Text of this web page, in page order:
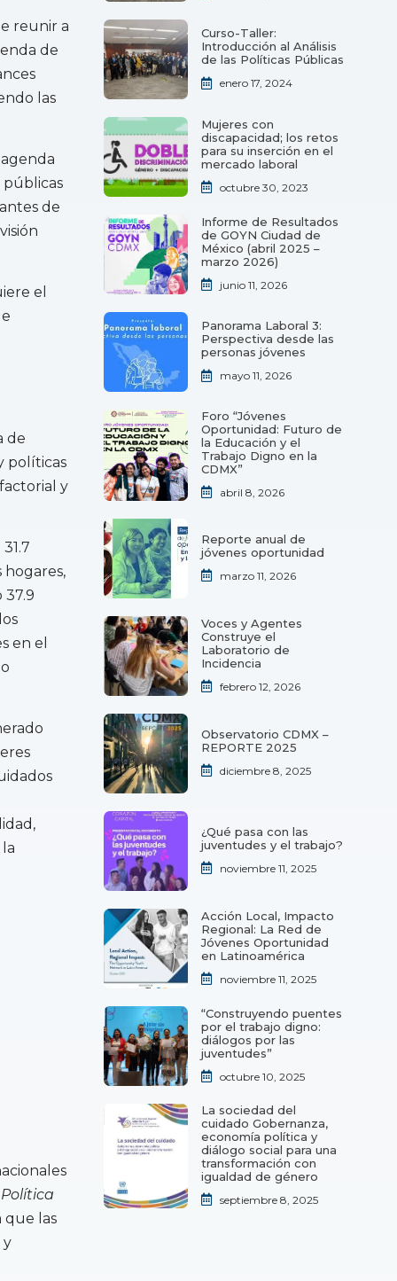
reunir a
de
las
públicas
de
el
de
políticas
y
hogares,
37.9
en el
que las
y
Curso-Taller:
Introducción al Análisis
de las Políticas Públicas
enero 17, 2024
Mujeres con
discapacidad; los retos
para su inserción en el
mercado laboral
octubre 30, 2023
Informe de Resultados
de GOYN Ciudad de
México (abril 2025 –
marzo 2026)
junio 11, 2026
Panorama Laboral 3:
Perspectiva desde las
personas jóvenes
mayo 11, 2026
Foro “Jóvenes
Oportunidad: Futuro de
la Educación y el
Trabajo Digno en la
CDMX”
abril 8, 2026
Reporte anual de
jóvenes oportunidad
marzo 11, 2026
Voces y Agentes
Construye el
Laboratorio de
Incidencia
febrero 12, 2026
Observatorio CDMX –
REPORTE 2025
diciembre 8, 2025
¿Qué pasa con las
juventudes y el trabajo?
noviembre 11, 2025
Acción Local, Impacto
Regional: La Red de
Jóvenes Oportunidad
en Latinoamérica
noviembre 11, 2025
“Construyendo puentes
por el trabajo digno:
diálogos por las
juventudes”
octubre 10, 2025
La sociedad del
cuidado Gobernanza,
economía política y
diálogo social para una
transformación con
igualdad de género
septiembre 8, 2025